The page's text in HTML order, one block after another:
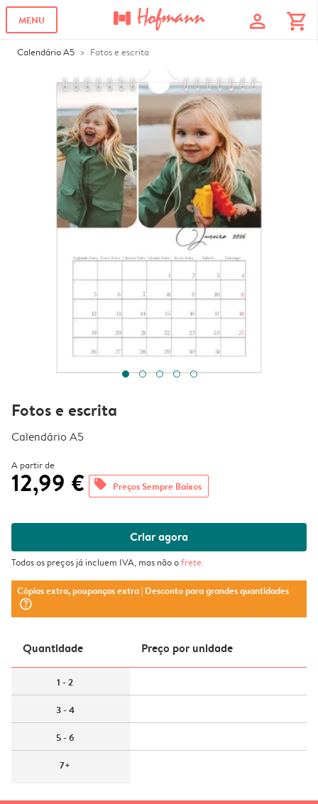
MENU profile shopping_cart
Calendário A5 Fotos e escrita
Fotos e escrita
Calendário A5
A partir de
12,99 € offers Preços Sempre Baixos
Criar agora
Todos os preços já incluem IVA, mas não ofrete.
Cópias extra, poupanças extra| Desconto para grandes quantidades
question_mark_circle
Quantidade Preço por unidade
1 - 2
3 - 4
5 - 6
7+